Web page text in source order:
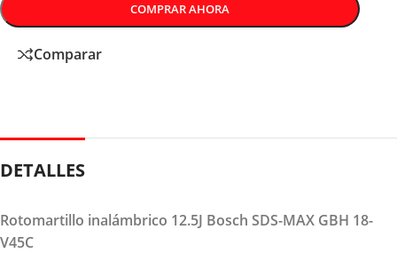
COMPRAR AHORA
Comparar
DETALLES
Rotomartillo inalámbrico 12.5J Bosch SDS-MAX GBH 18-
V45C